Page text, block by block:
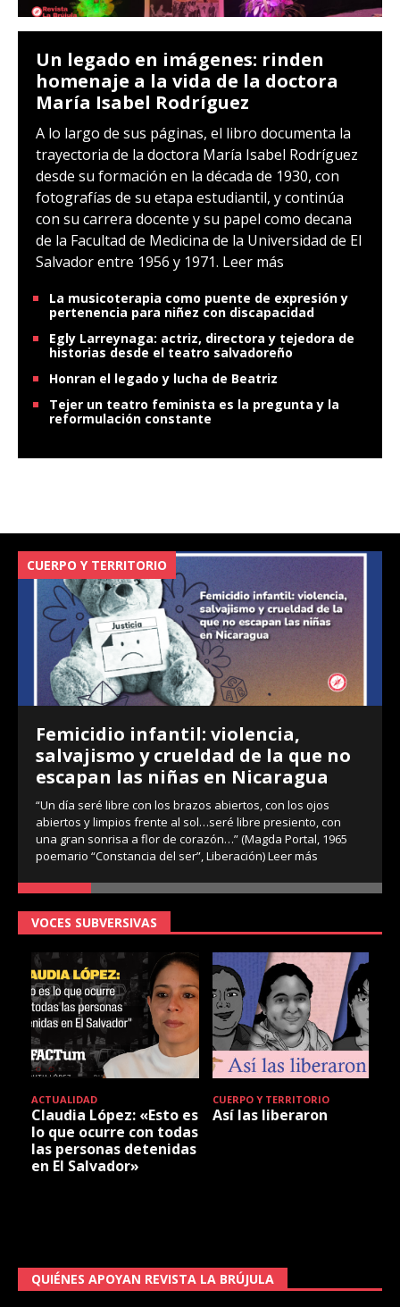
Un legado en imágenes: rinden
homenaje a la vida de la doctora
María Isabel Rodríguez
A lo largo de sus páginas, el libro documenta la
trayectoria de la doctora María Isabel Rodríguez
desde su formación en la década de 1930, con
fotografías de su etapa estudiantil, y continúa
con su carrera docente y su papel como decana
de la Facultad de Medicina de la Universidad de El
Salvador entre 1956 y 1971. Leer más
La musicoterapia como puente de expresión y
pertenencia para niñez con discapacidad
Egly Larreynaga: actriz, directora y tejedora de
historias desde el teatro salvadoreño
Honran el legado y lucha de Beatriz
Tejer un teatro feminista es la pregunta y la
reformulación constante
CUERPO Y TERRITORIO
Femicidio infantil: violencia,
salvajismo y crueldad de la que no
escapan las niñas en Nicaragua
“Un día seré libre con los brazos abiertos, con los ojos
abiertos y limpios frente al sol…seré libre presiento, con
una gran sonrisa a flor de corazón…” (Magda Portal, 1965
poemario “Constancia del ser”, Liberación)Leer más
VOCES SUBVERSIVAS
ACTUALIDAD
Claudia López: «Esto es
lo que ocurre con todas
las personas detenidas
en El Salvador»
CUERPO Y TERRITORIO
Así las liberaron
QUIÉNES APOYAN REVISTA LA BRÚJULA